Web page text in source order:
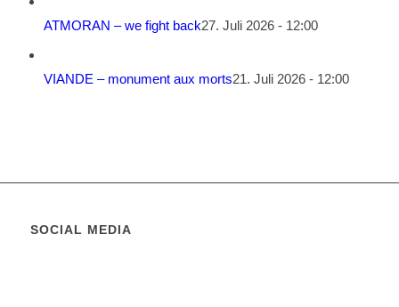
ATMORAN – we fight back27. Juli 2026 - 12:00
VIANDE – monument aux morts21. Juli 2026 - 12:00
SOCIAL MEDIA